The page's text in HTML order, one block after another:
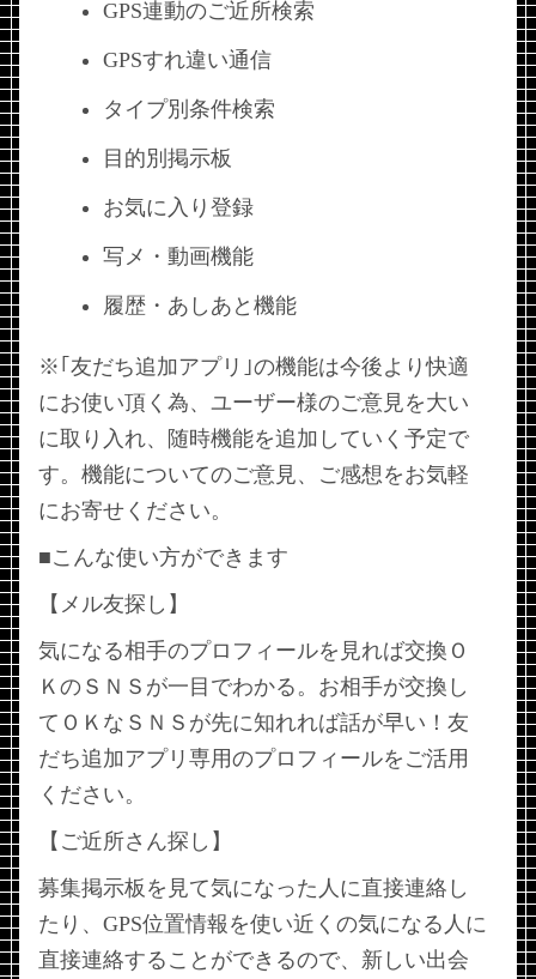
GPS連動のご近所検索
GPSすれ違い通信
タイプ別条件検索
目的別掲示板
お気に入り登録
写メ・動画機能
履歴・あしあと機能
※｢友だち追加アプリ｣の機能は今後より快適
にお使い頂く為、ユーザー様のご意見を大い
に取り入れ、随時機能を追加していく予定で
す。機能についてのご意見、ご感想をお気軽
にお寄せください。
■こんな使い方ができます
【メル友探し】
気になる相手のプロフィールを見れば交換Ｏ
ＫのＳＮＳが一目でわかる。お相手が交換し
てＯＫなＳＮＳが先に知れれば話が早い！友
だち追加アプリ専用のプロフィールをご活用
ください。
【ご近所さん探し】
募集掲示板を見て気になった人に直接連絡し
たり、GPS位置情報を使い近くの気になる人に
直接連絡することができるので、新しい出会